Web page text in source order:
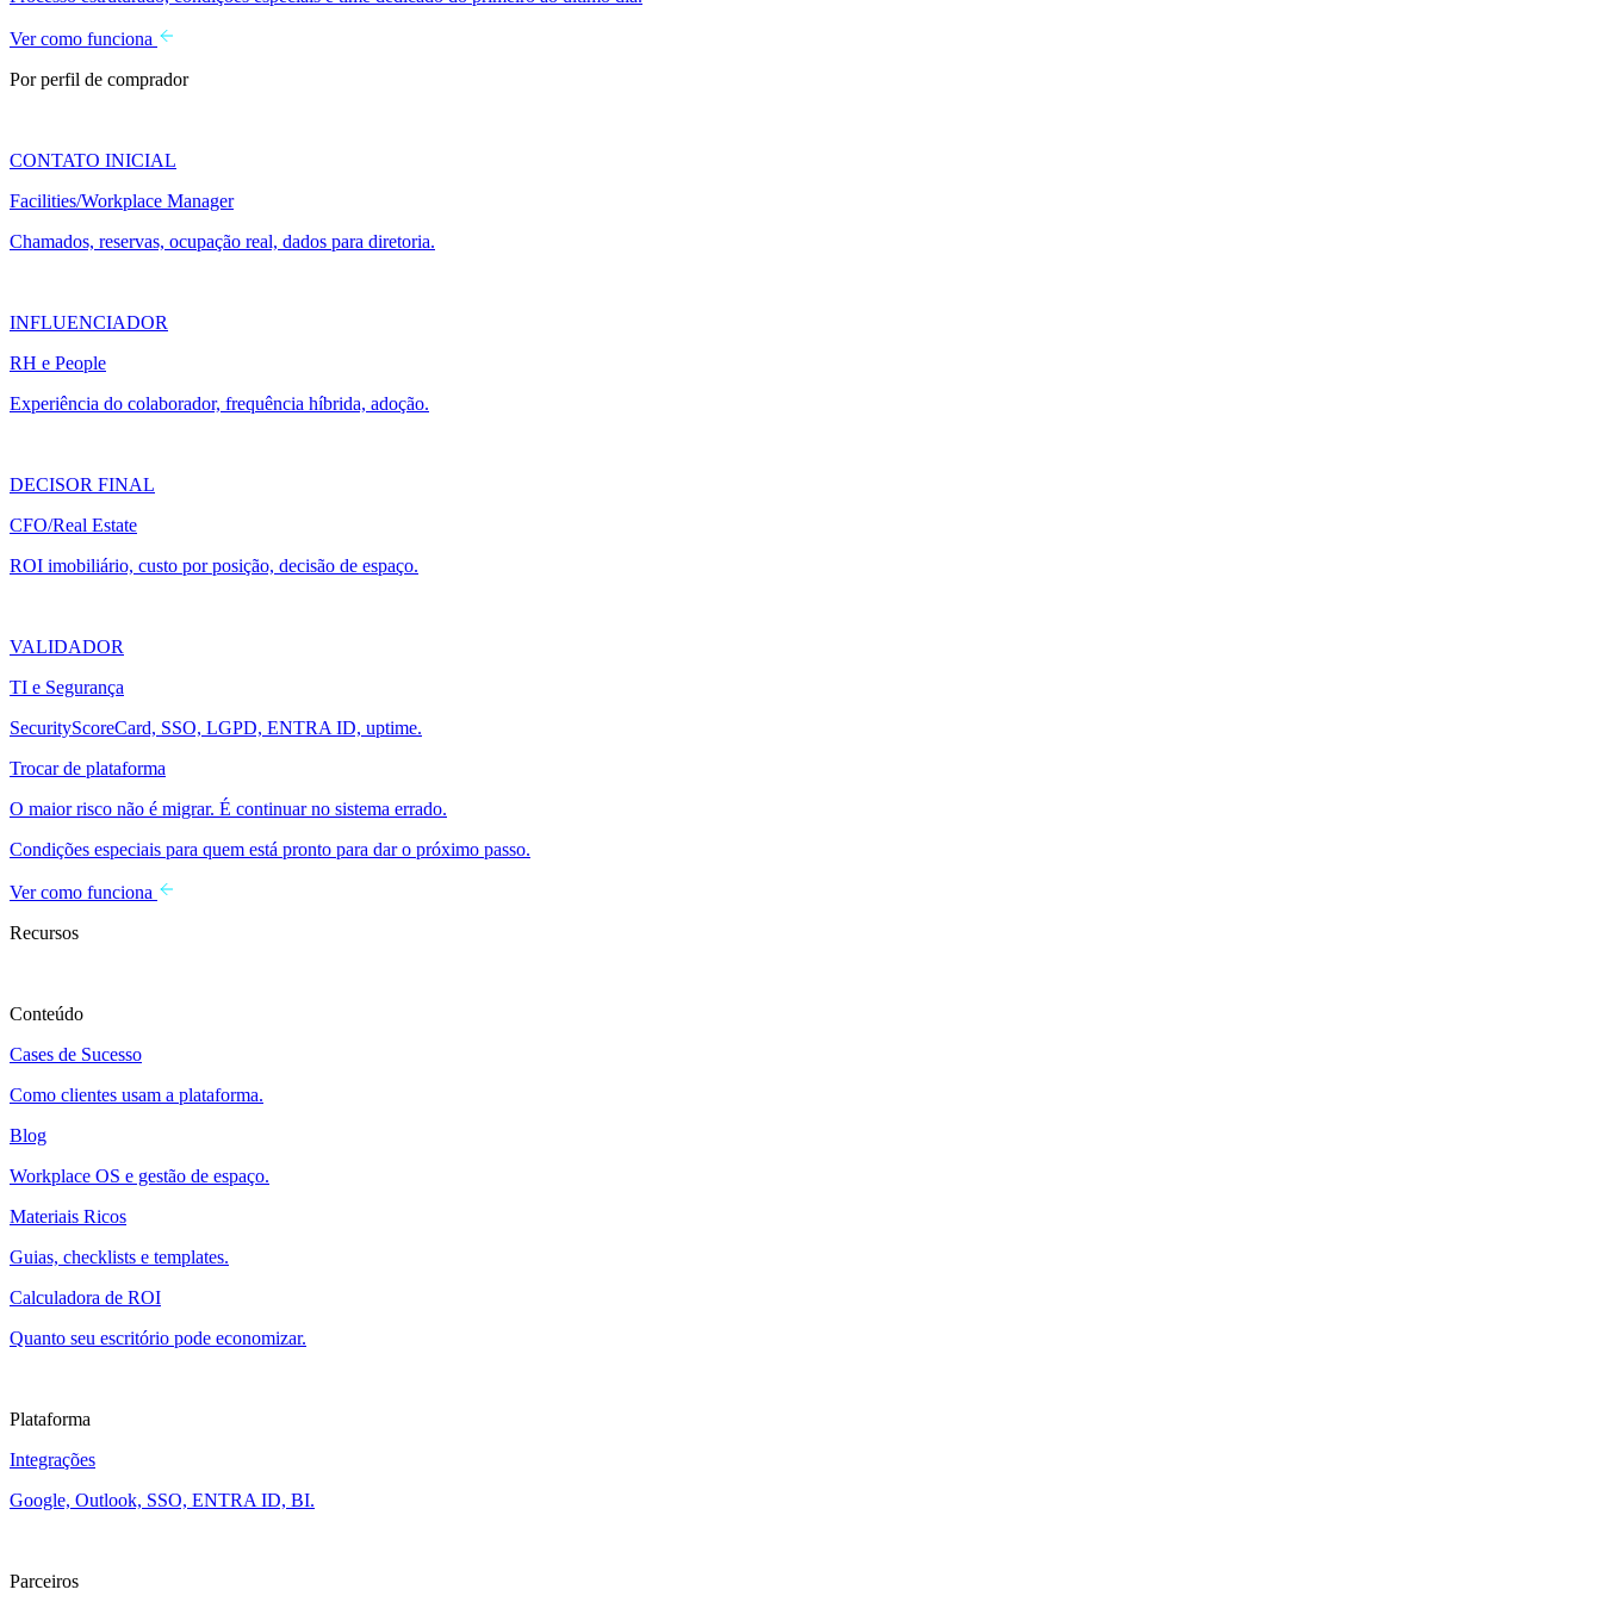
Ver como funciona
Por perfil de comprador
CONTATO INICIAL
Facilities/Workplace Manager
Chamados, reservas, ocupação real, dados para diretoria.
INFLUENCIADOR
RH e People
Experiência do colaborador, frequência híbrida, adoção.
DECISOR FINAL
CFO/Real Estate
ROI imobiliário, custo por posição, decisão de espaço.
VALIDADOR
TI e Segurança
SecurityScoreCard, SSO, LGPD, ENTRA ID, uptime.
Trocar de plataforma
O maior risco não é migrar. É continuar no sistema errado.
Condições especiais para quem está pronto para dar o próximo passo.
Ver como funciona
Recursos
Conteúdo
Cases de Sucesso
Como clientes usam a plataforma.
Blog
Workplace OS e gestão de espaço.
Materiais Ricos
Guias, checklists e templates.
Calculadora de ROI
Quanto seu escritório pode economizar.
Plataforma
Integrações
Google, Outlook, SSO, ENTRA ID, BI.
Parceiros